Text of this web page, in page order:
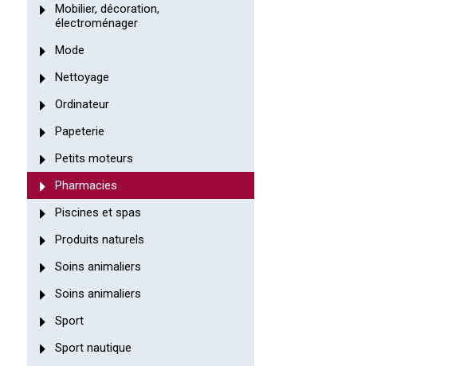
Mobilier, décoration,
électroménager
Mode
Nettoyage
Ordinateur
Papeterie
Petits moteurs
Pharmacies
Piscines et spas
Produits naturels
Soins animaliers
Soins animaliers
Sport
Sport nautique